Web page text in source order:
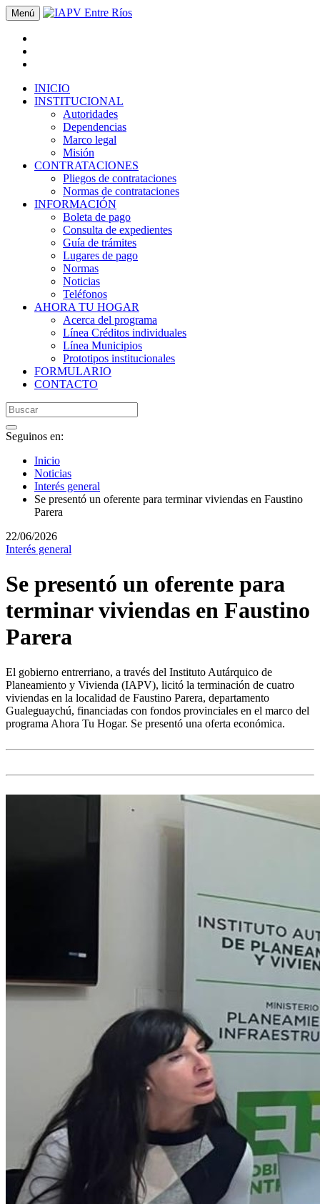
Menú
INICIO
INSTITUCIONAL
Autoridades
Dependencias
Marco legal
Misión
CONTRATACIONES
Pliegos de contrataciones
Normas de contrataciones
INFORMACIÓN
Boleta de pago
Consulta de expedientes
Guía de trámites
Lugares de pago
Normas
Noticias
Teléfonos
AHORA TU HOGAR
Acerca del programa
Línea Créditos individuales
Línea Municipios
Prototipos institucionales
FORMULARIO
CONTACTO
Seguinos en:
Inicio
Noticias
Interés general
Se presentó un oferente para terminar viviendas en Faustino
Parera
22/06/2026
Interés general
Se presentó un oferente para
terminar viviendas en Faustino
Parera
El gobierno entrerriano, a través del Instituto Autárquico de
Planeamiento y Vivienda (IAPV), licitó la terminación de cuatro
viviendas en la localidad de Faustino Parera, departamento
Gualeguaychú, financiadas con fondos provinciales en el marco del
programa Ahora Tu Hogar. Se presentó una oferta económica.